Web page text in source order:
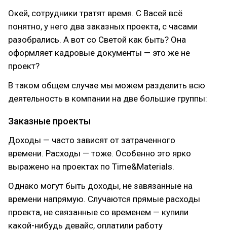
Окей, сотрудники тратят время. С Васей всё
понятно, у него два заказных проекта, с часами
разобрались. А вот со Светой как быть? Она
оформляет кадровые документы — это же не
проект?
В таком общем случае мы можем разделить всю
деятельность в компании на две большие группы:
Заказные проекты
Доходы — часто зависят от затраченного
времени. Расходы — тоже. Особенно это ярко
выражено на проектах по Time&Materials.
Однако могут быть доходы, не завязанные на
времени напрямую. Случаются прямые расходы
проекта, не связанные со временем — купили
какой-нибудь девайс, оплатили работу